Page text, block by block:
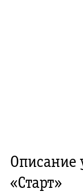
Описание
«Старт»